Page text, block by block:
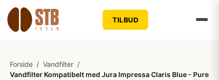
TILBUD
Forside / Vandfilter /
Vandfilter Kompatibelt med Jura Impressa Claris Blue - Pure